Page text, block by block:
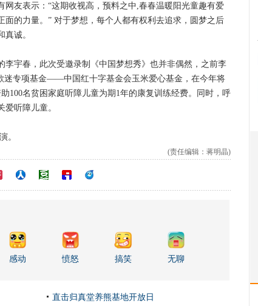
友表示：“这期收视高，预料之中,春春温暖阳光童趣有爱
的力量。” 对于梦想，每个人都有权利去追求，圆梦之后
诚。
春，此次受邀录制《中国梦想秀》也并非偶然，之前李
迷专项基金――中国红十字基金会玉米爱心基金，在今年将
100名贫困家庭听障儿童为期1年的康复训练经费。同时，呼
听障儿童。
。
(责任编辑：蒋明晶)
感动 愤怒 搞笑 无聊
直击归真堂养熊基地开放日